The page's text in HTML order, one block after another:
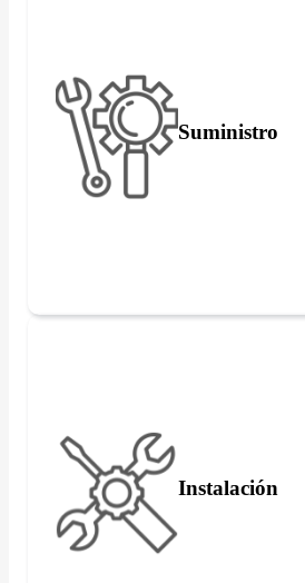
Suministro
Instalación